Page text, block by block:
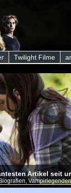
Twilight Filme
Artikel seit